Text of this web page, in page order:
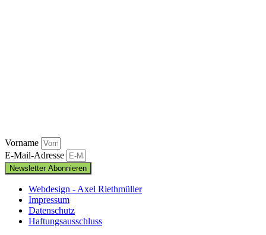
Vorname
E-Mail-Adresse
Newsletter Abonnieren
Webdesign - Axel Riethmüller
Impressum
Datenschutz
Haftungsausschluss